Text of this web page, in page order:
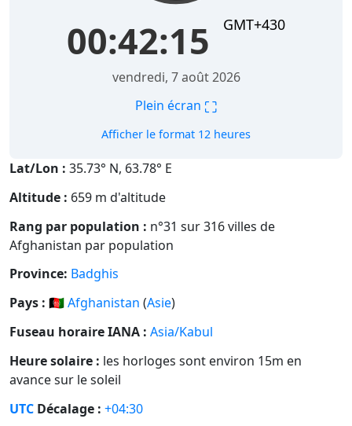
00:42:16 GMT+430
vendredi, 7 août 2026
Plein écran ⛶
Afficher le format 12 heures
Lat/Lon : 35.73° N, 63.78° E
Altitude : 659 m d'altitude
Rang par population : n°31 sur 316 villes de
Afghanistan par population
Province: Badghis
Pays : 🇦🇫Afghanistan (Asie)
Fuseau horaire IANA : Asia/Kabul
Heure solaire : les horloges sont environ 15m en
avance sur le soleil
UTC Décalage : +04:30